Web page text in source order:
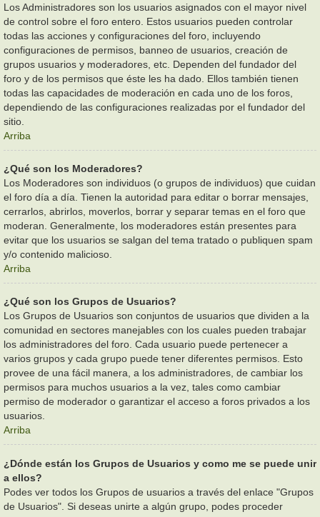
Los Administradores son los usuarios asignados con el mayor nivel
de control sobre el foro entero. Estos usuarios pueden controlar
todas las acciones y configuraciones del foro, incluyendo
configuraciones de permisos, banneo de usuarios, creación de
grupos usuarios y moderadores, etc. Dependen del fundador del
foro y de los permisos que éste les ha dado. Ellos también tienen
todas las capacidades de moderación en cada uno de los foros,
dependiendo de las configuraciones realizadas por el fundador del
sitio.
Arriba
¿Qué son los Moderadores?
Los Moderadores son individuos (o grupos de individuos) que cuidan
el foro día a día. Tienen la autoridad para editar o borrar mensajes,
cerrarlos, abrirlos, moverlos, borrar y separar temas en el foro que
moderan. Generalmente, los moderadores están presentes para
evitar que los usuarios se salgan del tema tratado o publiquen spam
y/o contenido malicioso.
Arriba
¿Qué son los Grupos de Usuarios?
Los Grupos de Usuarios son conjuntos de usuarios que dividen a la
comunidad en sectores manejables con los cuales pueden trabajar
los administradores del foro. Cada usuario puede pertenecer a
varios grupos y cada grupo puede tener diferentes permisos. Esto
provee de una fácil manera, a los administradores, de cambiar los
permisos para muchos usuarios a la vez, tales como cambiar
permiso de moderador o garantizar el acceso a foros privados a los
usuarios.
Arriba
¿Dónde están los Grupos de Usuarios y como me se puede unir
a ellos?
Podes ver todos los Grupos de usuarios a través del enlace "Grupos
de Usuarios". Si deseas unirte a algún grupo, podes proceder